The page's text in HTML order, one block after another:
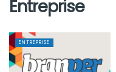
Entreprise
ENTREPRISE